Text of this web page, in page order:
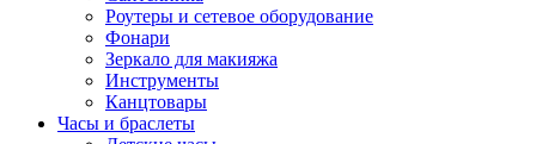
Роутеры и сетевое оборудование
Фонари
Зеркало для макияжа
Инструменты
Канцтовары
Часы и браслеты